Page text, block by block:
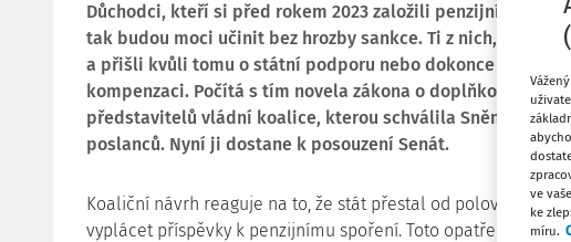
Důchodci, kteří si před rokem 2023 založili penzijní spoření
tak budou moci učinit bez hrozby sankce. Ti z nich, kteří
a přišli kvůli tomu o státní podporu nebo dokonce o vlastní
kompenzaci. Počítá s tím novela zákona o doplňkovém
představitelů vládní koalice, kterou schválila Sněmovna
poslanců. Nyní ji dostane k posouzení Senát.
Koaliční návrh reaguje na to, že stát přestal od poloviny roku
vyplácet příspěvky k penzijnímu spoření. Toto opatření bylo
ve
ke
míru.